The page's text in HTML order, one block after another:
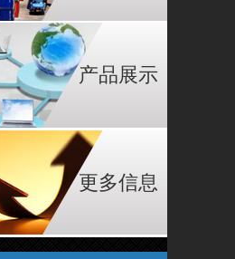
产品展示
更多信息